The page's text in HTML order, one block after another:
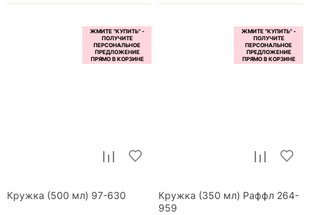
Кружка (500 мл) 97-630
Кружка (350 мл) Раффл 264-
959